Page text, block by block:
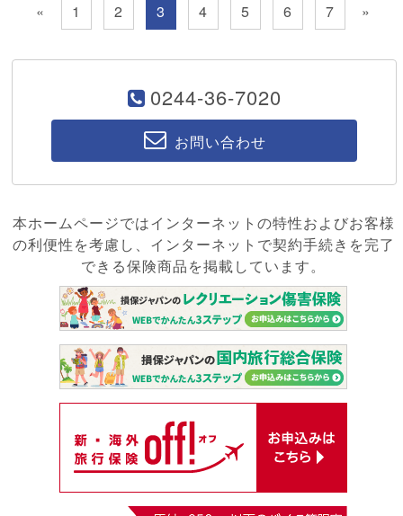
« 1 2 3 4 5 6 7 »
0244-36-7020
お問い合わせ
本ホームページではインターネットの特性およびお客様
の利便性を考慮し、インターネットで契約手続きを完了
できる保険商品を掲載しています。